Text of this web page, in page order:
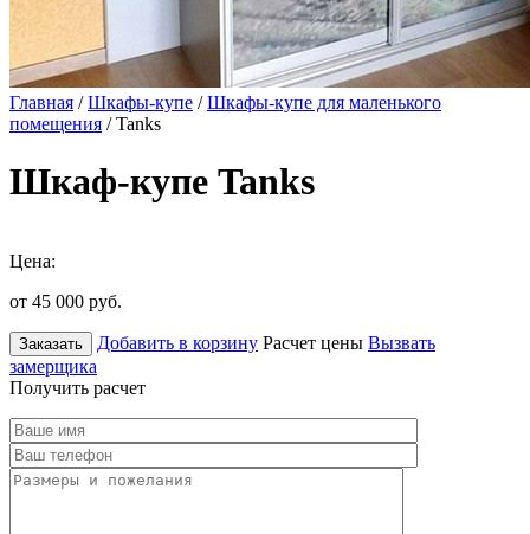
Главная /Шкафы-купе /Шкафы-купе для маленького
помещения / Tanks
Шкаф-купе Tanks
Цена:
от 45 000 руб.
Заказать Добавить в корзину Расчет цены Вызвать
замерщика
Получить расчет